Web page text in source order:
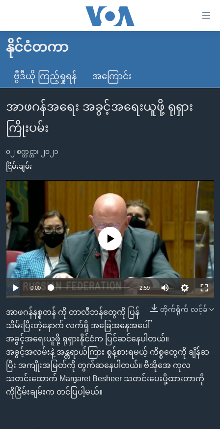
လွယ်ကူ
စေ
သည့်
များ
ပင်မ
သို့
ကျော်
ကြည့်
ရန်
ပင်မ
အ
ညွန်း
စာမျက်နှာ
သို့
ကျော်
ကြည့်
ရှာဖွေ
ရန်
နေရာ
သို့
ကျော်
ရန်
မူလစာမျက်နှာ
မြန်မာ
ကမ္ဘာ့သတင်းများ
နိုင်ငံတကာ
အမေရိကန်
အစ္စရေး-ပါလက်စတိုင်း
ဗွီဒီယို
သတင်းလွတ်လပ်ခွင့်
ရပ်ဝန်းတခု လမ်းတခု အလွန်
အင်္ဂလိပ်စာလေ့လာမယ်
မကြေးမုံရဲ့ အင်္ဂလိပ်စာ
ရုပ်ရှင်ထဲက အင်္ဂလိပ်စာ
သုတပဒေသာ အင်္ဂလိပ်စာ
ရေဒီယို
တီဗွီ
ရေဒီယိုနှင့်ရုပ်သံ အချက်အလက်များ
ရေဒီယို/တီဗွီအစီအစဉ်
Learning English
ဗွီအိုအေ လူမှုကွန်ယက်များ
ဘာသာစကားများ
နိုင်ငံတကာ
ဗွီဒီယို ကြည့်ရှုရန် အကြောင်း
အာဖဂန်အရေး အခွင့်အရေးယူဖို့ ရုရှား
ကြိုးပမ်း
၀၂ စက္တင္ဘာ၊ ၂၀၂၁
ငြိမ်းချမ်း
No media source currently available
0:00 2:59
တိုက်ရိုက် လင့်ခ်
အာဖဂန်နစ္စတန် ကို တာလီဘန်တွေကို ပြန်
သိမ်းပြီးတဲ့နောက် လက်ရှိ အခြေအနေအပေါ်
အခွင့်အရေးယူဖို့ ရုရှားနိုင်ငံက ပြင်ဆင်နေပါတယ်။
အခွင့်အလမ်းနဲ့ အန္တရာယ်ကြား စွန့်စားရမယ့် ကိစ္စတွေကို ချိန်ဆ
ပြီး အကျိုးအမြတ်ကို တွက်ဆနေပါတယ်။ ဗီအိုအေ ကုလ
သတင်းထောက် Margaret Besheer သတင်းပေးပို့ထားတာကို
ကိုငြိမ်းချမ်းက တင်ပြပါ့မယ်။